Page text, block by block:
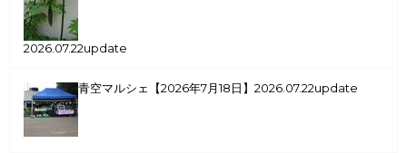
2026.07.22update
青空マルシェ【2026年7月18日】 2026.07.22update